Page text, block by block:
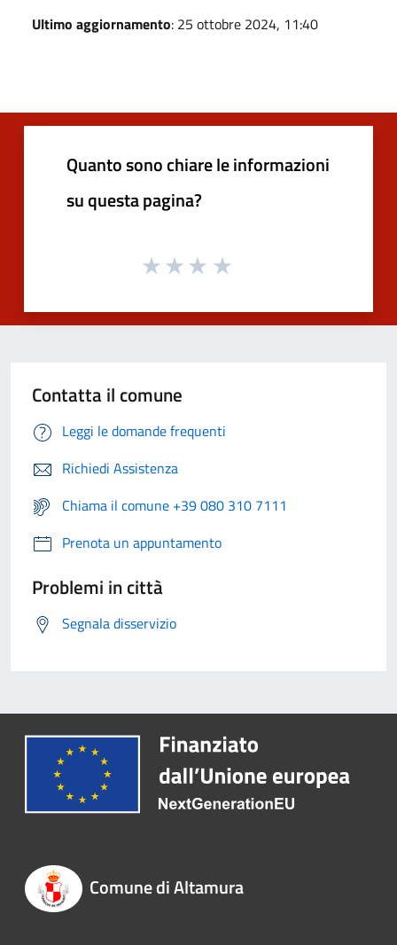
Ultimo aggiornamento: 25 ottobre 2024, 11:40
Quanto sono chiare le informazioni
su questa pagina?
Contatta il comune
Leggi le domande frequenti
Richiedi Assistenza
Chiama il comune +39 080 310 7111
Prenota un appuntamento
Problemi in città
Segnala disservizio
Comune di Altamura